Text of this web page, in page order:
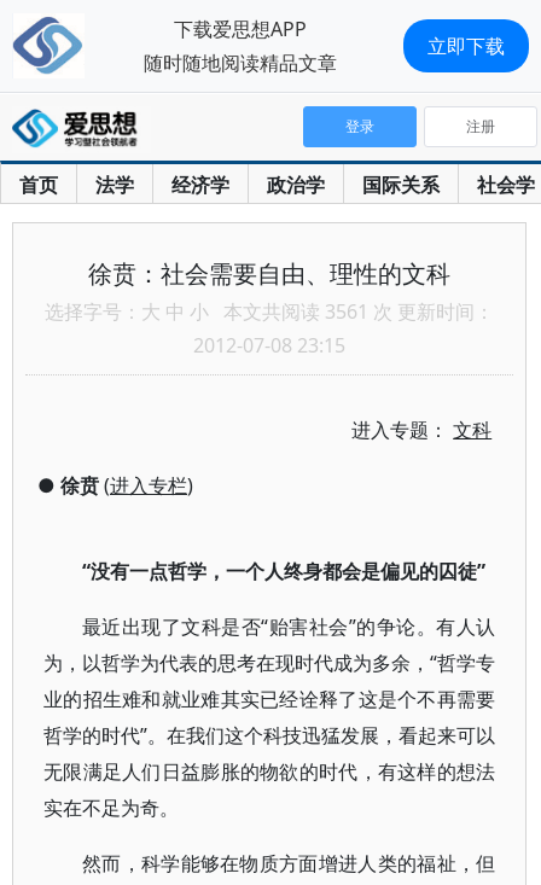
首页 法学 经济学 政治学 国际关系 社会学
登录 注册
徐贲：社会需要自由、理性的文科
选择字号： 大 中 小 本文共阅读 3561 次 更新时间：
2012-07-08 23:15
进入专题：文科
● 徐贲(进入专栏)
“没有一点哲学，一个人终身都会是偏见的囚徒”
最近出现了文科是否“贻害社会”的争论。有人认
为，以哲学为代表的思考在现时代成为多余，“哲学专
业的招生难和就业难其实已经诠释了这是个不再需要
哲学的时代”。在我们这个科技迅猛发展，看起来可以
无限满足人们日益膨胀的物欲的时代，有这样的想法
实在不足为奇。
然而，科学能够在物质方面增进人类的福祉，但
下载爱思想APP
随时随地阅读精品文章
立即下载